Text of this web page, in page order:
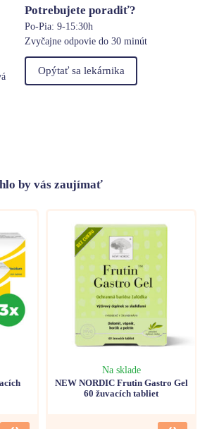
Potrebujete poradiť?
Po-Pia: 9-15:30h
Zvyčajne odpovie do 30 minút
Opýtať sa lekárnika
by vás zaujímať
Na sklade
NEW NORDIC Frutin Gastro Gel
60 žuvacích tabliet